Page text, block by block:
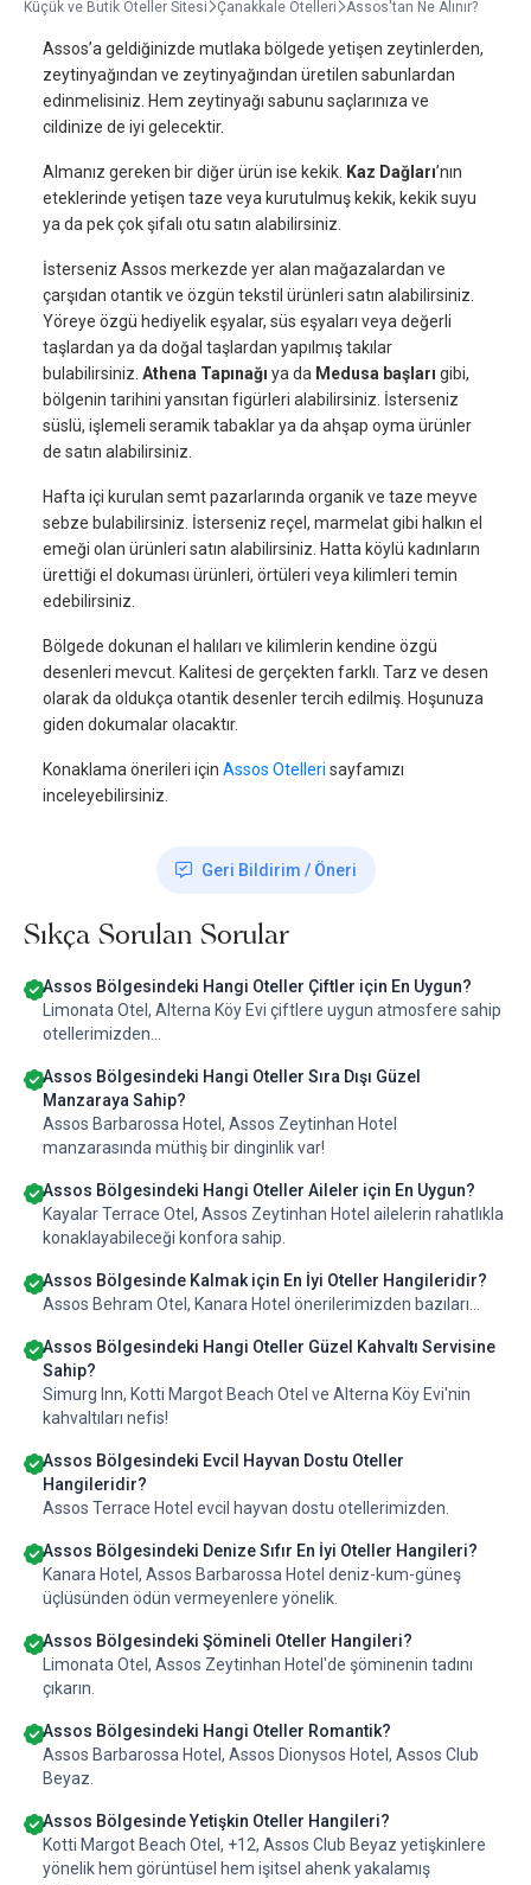
Küçük ve Butik Oteller Sitesi Çanakkale Otelleri Assos'tan Ne Alınır?
Assos’a geldiğinizde mutlaka bölgede yetişen zeytinlerden,
zeytinyağından ve zeytinyağından üretilen sabunlardan
edinmelisiniz. Hem zeytinyağı sabunu saçlarınıza ve
cildinize de iyi gelecektir.
Almanız gereken bir diğer ürün ise kekik. Kaz Dağları’nın
eteklerinde yetişen taze veya kurutulmuş kekik, kekik suyu
ya da pek çok şifalı otu satın alabilirsiniz.
İsterseniz Assos merkezde yer alan mağazalardan ve
çarşıdan otantik ve özgün tekstil ürünleri satın alabilirsiniz.
Yöreye özgü hediyelik eşyalar, süs eşyaları veya değerli
taşlardan ya da doğal taşlardan yapılmış takılar
bulabilirsiniz. Athena Tapınağı ya da Medusa başları gibi,
bölgenin tarihini yansıtan figürleri alabilirsiniz. İsterseniz
süslü, işlemeli seramik tabaklar ya da ahşap oyma ürünler
de satın alabilirsiniz.
Hafta içi kurulan semt pazarlarında organik ve taze meyve
sebze bulabilirsiniz. İsterseniz reçel, marmelat gibi halkın el
emeği olan ürünleri satın alabilirsiniz. Hatta köylü kadınların
ürettiği el dokuması ürünleri, örtüleri veya kilimleri temin
edebilirsiniz.
Bölgede dokunan el halıları ve kilimlerin kendine özgü
desenleri mevcut. Kalitesi de gerçekten farklı. Tarz ve desen
olarak da oldukça otantik desenler tercih edilmiş. Hoşunuza
giden dokumalar olacaktır.
Konaklama önerileri için Assos Otelleri sayfamızı
inceleyebilirsiniz.
Geri Bildirim / Öneri
Sıkça Sorulan Sorular
Assos Bölgesindeki Hangi Oteller Çiftler için En Uygun?
Limonata Otel, Alterna Köy Evi çiftlere uygun atmosfere sahip
otellerimizden...
Assos Bölgesindeki Hangi Oteller Sıra Dışı Güzel
Manzaraya Sahip?
Assos Barbarossa Hotel, Assos Zeytinhan Hotel
manzarasında müthiş bir dinginlik var!
Assos Bölgesindeki Hangi Oteller Aileler için En Uygun?
Kayalar Terrace Otel, Assos Zeytinhan Hotel ailelerin rahatlıkla
konaklayabileceği konfora sahip.
Assos Bölgesinde Kalmak için En İyi Oteller Hangileridir?
Assos Behram Otel, Kanara Hotel önerilerimizden bazıları...
Assos Bölgesindeki Hangi Oteller Güzel Kahvaltı Servisine
Sahip?
Simurg Inn, Kotti Margot Beach Otel ve Alterna Köy Evi'nin
kahvaltıları nefis!
Assos Bölgesindeki Evcil Hayvan Dostu Oteller
Hangileridir?
Assos Terrace Hotel evcil hayvan dostu otellerimizden.
Assos Bölgesindeki Denize Sıfır En İyi Oteller Hangileri?
Kanara Hotel, Assos Barbarossa Hotel deniz-kum-güneş
üçlüsünden ödün vermeyenlere yönelik.
Assos Bölgesindeki Şömineli Oteller Hangileri?
Limonata Otel, Assos Zeytinhan Hotel'de şöminenin tadını
çıkarın.
Assos Bölgesindeki Hangi Oteller Romantik?
Assos Barbarossa Hotel, Assos Dionysos Hotel, Assos Club
Beyaz.
Assos Bölgesinde Yetişkin Oteller Hangileri?
Kotti Margot Beach Otel, +12, Assos Club Beyaz yetişkinlere
yönelik hem görüntüsel hem işitsel ahenk yakalamış